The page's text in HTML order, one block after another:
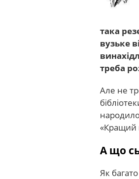
така
вузьке
треба
Але не
«Кращий
А що
Як